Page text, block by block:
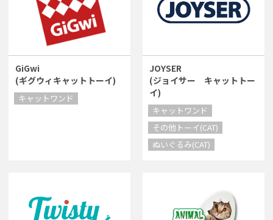
GiGwi
(ギグウィキャットトーイ)
キャットワンド
JOYSER
(ジョイサー キャットトー
イ)
キャットワンド
その他トーイ(CAT)
ぬいぐるみ(CAT)